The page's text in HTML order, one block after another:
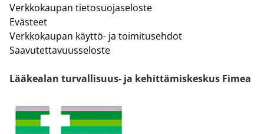
Verkkokaupan tietosuojaseloste
Evästeet
Verkkokaupan käyttö- ja toimitusehdot
Saavutettavuusseloste
Lääkealan turvallisuus- ja kehittämiskeskus Fimea